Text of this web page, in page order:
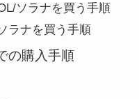
ソラナを買う手順
ラナを買う手順
の購入手順